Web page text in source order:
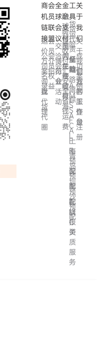
商
机
链
接
运
价
方
案
公
司
名
录
询
盘
找
代
理
货
代
圈
会
员
联
盟
会
员
介
绍
会
员
权
益
全
球
会
议
交
洽
会
博
览
会
行
业
活
动
金
融
支
付
全
球
会
员
间
免
费
结
算
跨
境
收
付
汇
安
全
省
钱
国
内
在
线
收
付
海
运
费
工
具
货
运
险
货
代
责
任
险
船
期
全
链
路
跟
踪
A
M
S
I
S
F
A
C
L
A
F
R
上
海
预
配
青
岛
预
配
深
圳
预
配
南
沙
预
配
在
线
报
关
F
M
C
资
质
服
务
关
于
我
们
关
于
我
们
成
功
案
例
官
方
客
服
我
的
工
作
台
登
录
注
册